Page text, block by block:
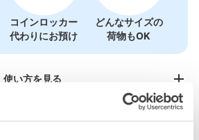
コインロッカー
代わりにお預け
どんなサイズの
荷物もOK
使い方を見る